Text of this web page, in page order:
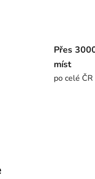
Přes
míst
po celé ČR